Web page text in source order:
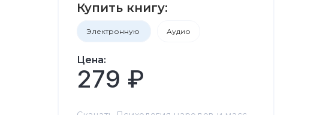
Купить книгу:
Электронную Аудио
Цена:
279 ₽